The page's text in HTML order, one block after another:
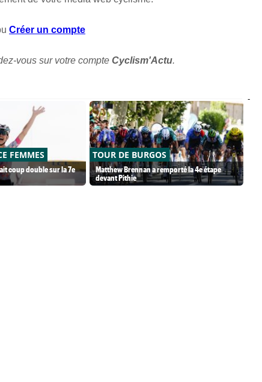
Créer un compte
vous sur votre compte Cyclism'Actu.
FEMMES
coup double sur la 7e
TOUR DE BURGOS
Matthew Brennan a remporté la 4e étape
devant Pithie
-